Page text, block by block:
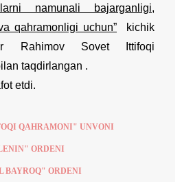
namunali bajarganligi,
qahramonligi uchun” kichik
Rahimov Sovet Ittifoqi
taqdirlangan .
etdi.
QAHRAMONI" UNVONI
ORDENI
BAYROQ" ORDENI